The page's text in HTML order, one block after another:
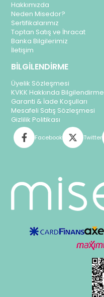
Hakkımızda
Neden Misedor?
Sertifikalarımız
Toptan Satış ve İhracat
Banka Bilgilerimiz
İletişim
BİLGİLENDİRME
Üyelik Sözleşmesi
KVKK Hakkında Bilgilendirme
Garanti & İade Koşulları
Mesafeli Satış Sözleşmesi
Gizlilik Politikası
Facebook Twitter